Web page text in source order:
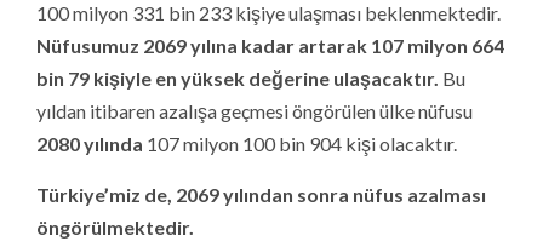
100 milyon 331 bin 233 kişiye ulaşması beklenmektedir.
Nüfusumuz 2069 yılına kadar artarak 107 milyon 664
bin 79 kişiyle en yüksek değerine ulaşacaktır. Bu
yıldan itibaren azalışa geçmesi öngörülen ülke nüfusu
2080yılında 107 milyon 100 bin 904 kişi olacaktır.
Türkiye’miz de, 2069 yılından sonra nüfus azalması
öngörülmektedir.